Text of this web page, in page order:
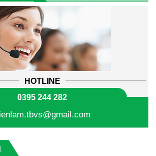
HOTLINE
0395 244 282